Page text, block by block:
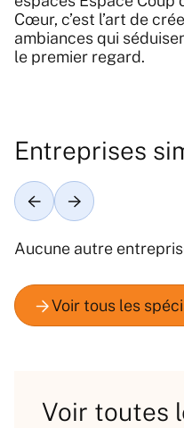
Cœur, c’est l’art de
ambiances qui
le premier regard.
Entreprises
Aucune autre
Voir toutes